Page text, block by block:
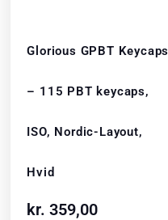
Glorious GPBT Keycaps
– 115 PBT keycaps,
ISO, Nordic-Layout,
Hvid
kr. 359,00